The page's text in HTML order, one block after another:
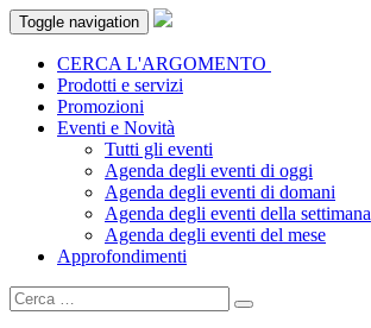
Toggle navigation
CERCA L'ARGOMENTO
Prodotti e servizi
Promozioni
Eventi e Novità
Tutti gli eventi
Agenda degli eventi di oggi
Agenda degli eventi di domani
Agenda degli eventi della settimana
Agenda degli eventi del mese
Approfondimenti